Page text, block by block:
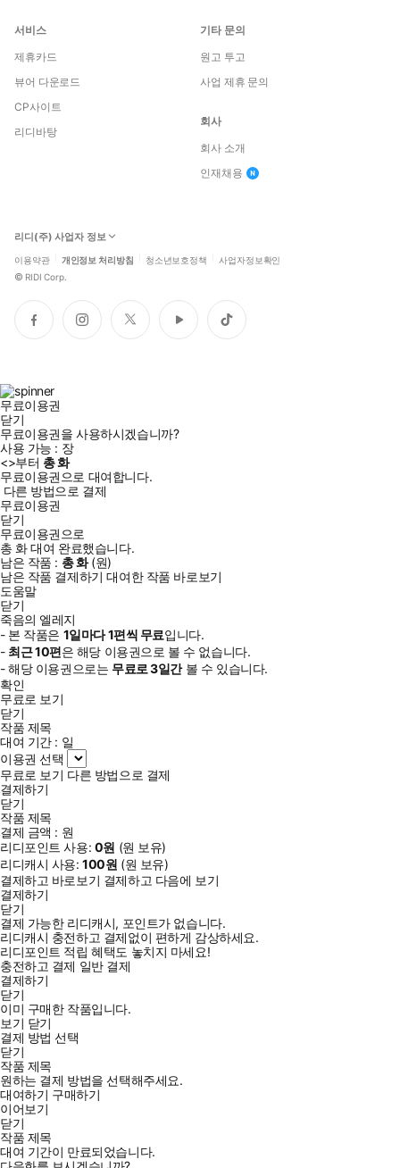
서비스
제휴카드
뷰어 다운로드
CP사이트
리디바탕
기타 문의
원고 투고
사업 제휴 문의
회사
회사 소개
인재채용
리디(주) 사업자 정보
이용약관 개인정보 처리방침 청소년보호정책 사업자정보확인
© RIDI Corp.
페
이
인
스
트
위
유
튜
틱
톡
무료이용권
닫기
무료이용권을 사용하시겠습니까?
사용 가능 : 장
<>부터 총화
무료이용권으로 대여합니다.
다른 방법으로 결제
무료이용권
닫기
무료이용권으로
총 화대여 완료했습니다.
남은 작품 : 총화(원)
남은 작품 결제하기 대여한 작품 바로보기
도움말
닫기
죽음의 엘레지
- 본 작품은 1일마다1편씩 무료입니다.
- 최근10편은 해당 이용권으로 볼 수 없습니다.
- 해당 이용권으로는 무료로3일간볼 수 있습니다.
확인
무료로 보기
닫기
작품 제목
대여 기간 : 일
이용권 선택
무료로 보기 다른 방법으로 결제
결제하기
닫기
작품 제목
결제 금액 : 원
리디포인트 사용: 0원 (원 보유)
리디캐시 사용:100원 (원 보유)
결제하고 바로보기 결제하고 다음에 보기
결제하기
닫기
결제 가능한 리디캐시, 포인트가 없습니다.
리디캐시 충전하고 결제없이 편하게 감상하세요.
리디포인트 적립 혜택도 놓치지 마세요!
충전하고 결제 일반 결제
결제하기
닫기
이미 구매한 작품입니다.
보기 닫기
결제 방법 선택
닫기
작품 제목
원하는 결제 방법을 선택해주세요.
대여하기 구매하기
이어보기
닫기
작품 제목
대여 기간이 만료되었습니다.